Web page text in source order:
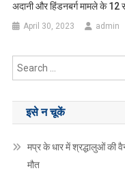
अदानी और हिंडनबर्ग मामले के 12
April 30, 2023 admin
इसे न चूकें
मप्र के धार में श्रद्धालुओं की
मौत